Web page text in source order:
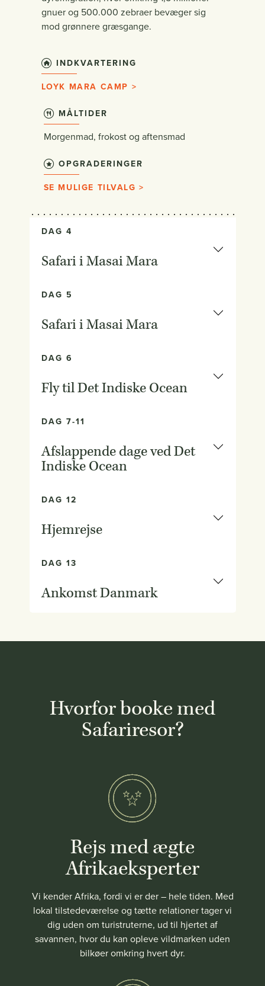
gnuer og 500.000 zebraer bevæger sig
mod grønnere græsgange.
INDKVARTERING
LOYK MARA CAMP >
MÅLTIDER
Morgenmad, frokost og aftensmad
OPGRADERINGER
SE MULIGE TILVALG >
DAG 4
Safari i Masai Mara
DAG 5
Safari i Masai Mara
DAG 6
Fly til Det Indiske Ocean
DAG 7-11
Afslappende dage ved Det
Indiske Ocean
DAG 12
Hjemrejse
DAG 13
Ankomst Danmark
Hvorfor booke med
Safariresor?
Rejs med ægte
Afrikaeksperter
Vi kender Afrika, fordi vi er der – hele tiden. Med
lokal tilstedeværelse og tætte relationer tager vi
dig uden om turistruterne, ud til hjertet af
savannen, hvor du kan opleve vildmarken uden
bilkøer omkring hvert dyr.